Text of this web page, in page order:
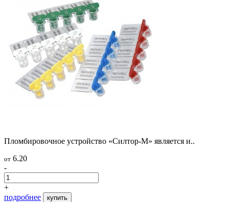
Пломбировочное устройство «Силтор-М» является и..
от 6.20
-
+
подробнее
купить